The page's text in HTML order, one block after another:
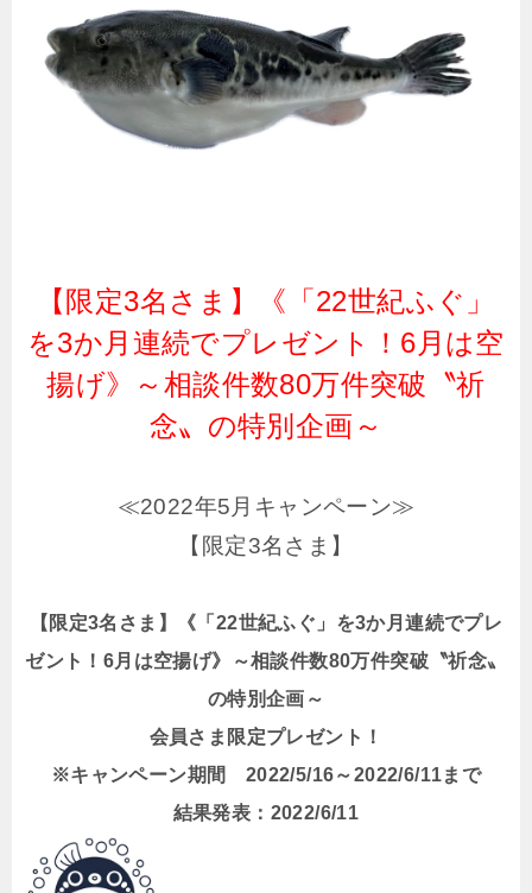
【限定3名さま】《「22世紀ふぐ」
を3か月連続でプレゼント！6月は空
揚げ》～相談件数80万件突破〝祈
念〟の特別企画～
≪2022年5月キャンペーン≫
【限定3名さま】
【限定3名さま】《「22世紀ふぐ」を3か月連続でプレ
ゼント！6月は空揚げ》～相談件数80万件突破〝祈念〟
の特別企画～
会員さま限定プレゼント！
※キャンペーン期間 2022/5/16～2022/6/11まで
結果発表：2022/6/11